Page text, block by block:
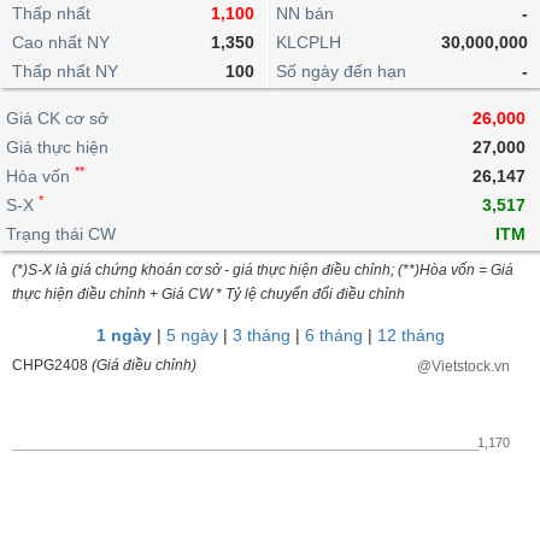
lỗ
dịch
nội
Niên
giám
Tài
liệu
cổ
Định
giá
ngoài
doanh
Top
cổ
phiếu
ngành
dịch
Chứng
quyền
quan
Thống
giao
dịch
Thống
giao
dịch
Tin
tức
Phân
tích
kỹ
thuật
trực
tuyến
Bộ
lọc
cổ
So
Vĩ
mô
lai
Chứng
quyền
Trái
phiếu
IR
Awards
tạo
Dịch
vụ
Thấp nhất
1,100
Cao nhất NY
1,350
Thấp nhất NY
100
NN bán
-
KLCPLH
30,000,000
Số ngày đến hạn
-
Giá CK cơ sở
26,000
Giá thực hiện
27,000
Hòa vốn **
26,147
S-X *
3,517
Trạng thái CW
ITM
(*)S-X là giá chứng khoán cơ sở - giá thực hiện điều chỉnh; (**)Hòa vốn = Giá
thực hiện điều chỉnh + Giá CW * Tỷ lệ chuyển đổi điều chỉnh
1 ngày| 5 ngày| 3 tháng | 6 tháng | 12 tháng
CHPG2408 (Giá điều chỉnh) @Vietstock.vn
1,170
BẤT
ĐỘNG
SẢN
TÀI
CHÍNH
HÀNG